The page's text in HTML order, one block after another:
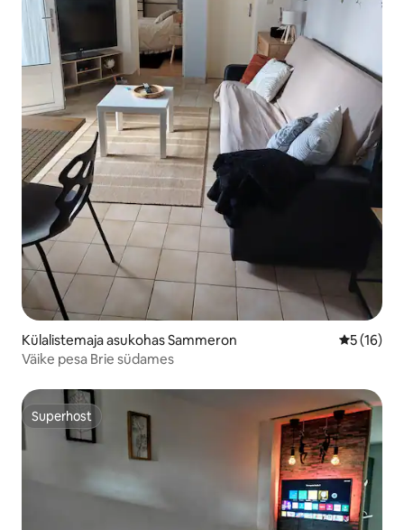
Külalistemaja asukohas Sammeron Keskmine
5 (16)
Väike pesa Brie südames
Superhost
Superhost